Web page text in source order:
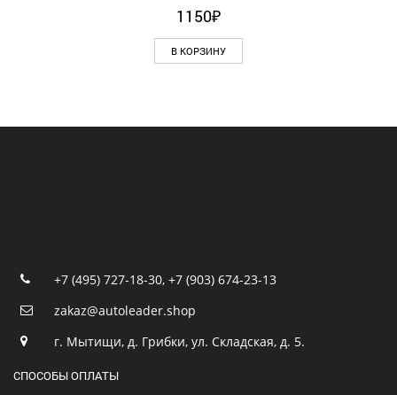
1150₽
В КОРЗИНУ
+7 (495) 727-18-30, +7 (903) 674-23-13
zakaz@autoleader.shop
г. Мытищи, д. Грибки, ул. Складская, д. 5.
СПОСОБЫ ОПЛАТЫ